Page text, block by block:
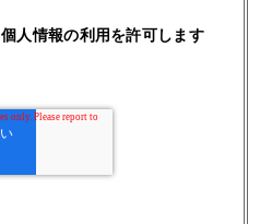
個人情報の利用を許可します